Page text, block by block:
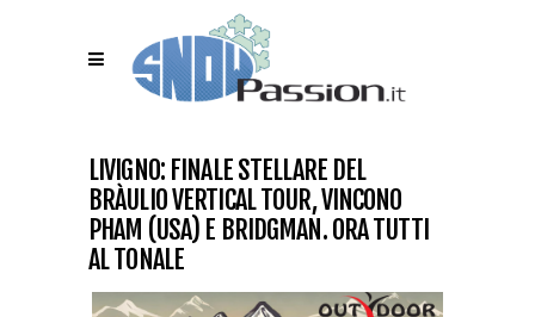
LIVIGNO: FINALE STELLARE DEL
BRÀULIO VERTICAL TOUR, VINCONO
PHAM (USA) E BRIDGMAN. ORA TUTTI
AL TONALE